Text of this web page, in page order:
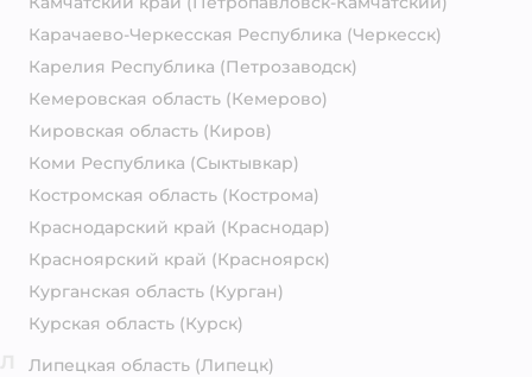
Карачаево-Черкесская Республика (Черкесск)
Карелия Республика (Петрозаводск)
Кемеровская область (Кемерово)
Кировская область (Киров)
Коми Республика (Сыктывкар)
Костромская область (Кострома)
Краснодарский край (Краснодар)
Красноярский край (Красноярск)
Курганская область (Курган)
Курская область (Курск)
Липецкая область (Липецк)